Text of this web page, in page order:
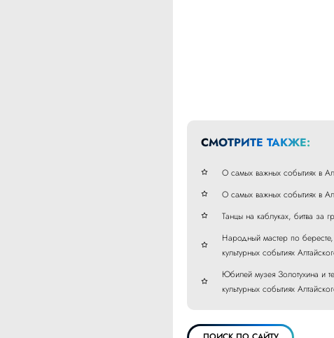
СМОТРИТЕ ТАКЖЕ:
О самых важных событиях в
О самых важных событиях в
Танцы на каблуках, битва за
Народный мастер по
культурных событиях
Юбилей музея Золотухина и
культурных событиях